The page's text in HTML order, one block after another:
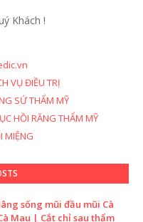
Khách !
VỤ ĐIỀU TRỊ
SỨ THẨM MỸ
HỒI RĂNG THẨM MỸ
MIỆNG
sống mũi đầu mũi Cà
Mau | Cắt chỉ sau thẩm